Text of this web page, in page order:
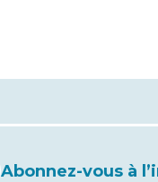
Abonnez-vous à